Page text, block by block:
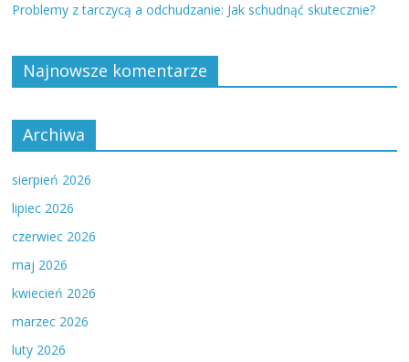
Problemy z tarczycą a odchudzanie: Jak schudnąć skutecznie?
Najnowsze komentarze
Archiwa
sierpień 2026
lipiec 2026
czerwiec 2026
maj 2026
kwiecień 2026
marzec 2026
luty 2026